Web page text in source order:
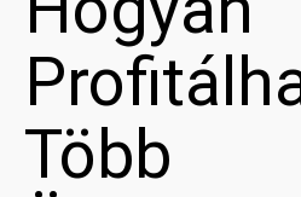
Több